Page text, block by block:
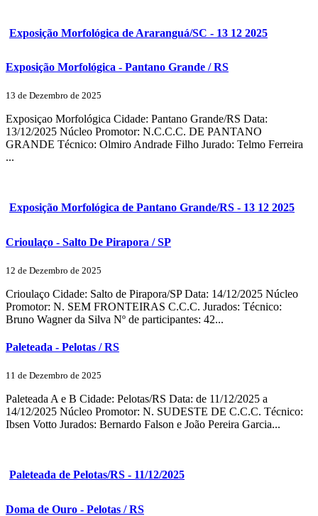
Exposição Morfológica de Araranguá/SC - 13 12 2025
Exposição Morfológica - Pantano Grande / RS
13 de Dezembro de 2025
Exposiçao Morfológica Cidade: Pantano Grande/RS Data:
13/12/2025 Núcleo Promotor: N.C.C.C. DE PANTANO
GRANDE Técnico: Olmiro Andrade Filho Jurado: Telmo Ferreira
...
Exposição Morfológica de Pantano Grande/RS - 13 12 2025
Crioulaço - Salto De Pirapora / SP
12 de Dezembro de 2025
Crioulaço Cidade: Salto de Pirapora/SP Data: 14/12/2025 Núcleo
Promotor: N. SEM FRONTEIRAS C.C.C. Jurados: Técnico:
Bruno Wagner da Silva Nº de participantes: 42...
Paleteada - Pelotas / RS
11 de Dezembro de 2025
Paleteada A e B Cidade: Pelotas/RS Data: de 11/12/2025 a
14/12/2025 Núcleo Promotor: N. SUDESTE DE C.C.C. Técnico:
Ibsen Votto Jurados: Bernardo Falson e João Pereira Garcia...
Paleteada de Pelotas/RS - 11/12/2025
Doma de Ouro - Pelotas / RS